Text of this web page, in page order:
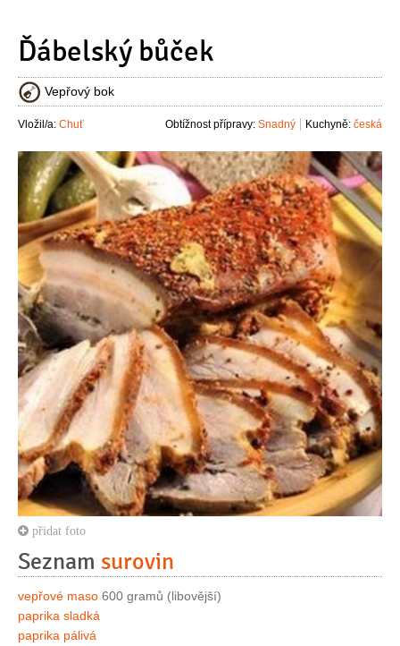
Ďábelský bůček
Vepřový bok
Vložil/a: Chuť Kuchyně: česká
Obtížnost přípravy: Snadný
přidat foto
Seznam surovin
vepřové maso 600 gramů (libovější)
paprika sladká
paprika pálivá